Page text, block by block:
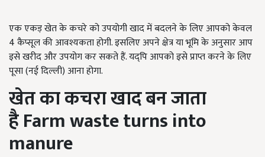
एक एकड़ खेत के कचरे को उपयोगी खाद में बदलने के लिए आपको केवल
4 कैप्सूल की आवश्यकता होगी. इसलिए अपने क्षेत्र या भूमि के अनुसार आप
इसे खरीद और उपयोग कर सकते हैं. यद्पि आपको इसे प्राप्त करने के लिए
पूसा (नई दिल्ली) आना होगा.
खेत का कचरा खाद बन जाता
है Farm waste turns into
manure